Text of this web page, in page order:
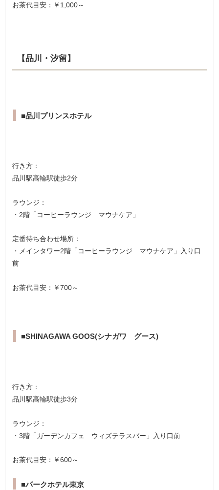
お茶代目安：￥1,000～
【品川・汐留】
■品川プリンスホテル
行き方：
品川駅高輪駅徒歩2分
ラウンジ：
・2階「コーヒーラウンジ マウナケア」
定番待ち合わせ場所：
・メインタワー2階「コーヒーラウンジ マウナケア」入り口
前
お茶代目安：￥700～
■SHINAGAWA GOOS(シナガワ グース)
行き方：
品川駅高輪駅徒歩3分
ラウンジ：
・3階「ガーデンカフェ ウィズテラスバー」入り口前
お茶代目安：￥600～
■パークホテル東京